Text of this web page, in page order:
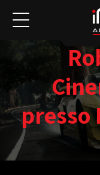
presso